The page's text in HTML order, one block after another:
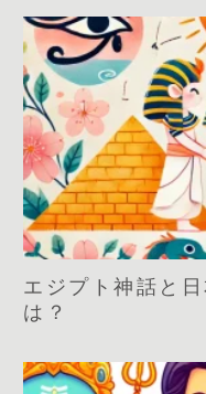
エジプト神話と
は？